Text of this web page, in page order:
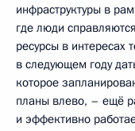
инфраструктуры в
где люди
ресурсы в интересах
в следующем году
которое
планы влево, – ещё
и эффективно